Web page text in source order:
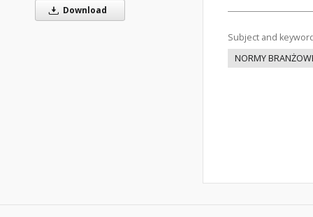
Download
Subject and
NORMY